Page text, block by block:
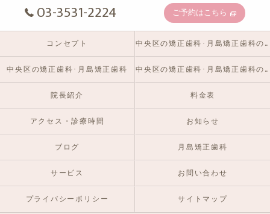
03-3531-2224 ご予約はこちら
コンセプト 中央区の矯正歯科･月島矯正歯科の口コミ情報
中央区の矯正歯科･月島矯正歯科 中央区の矯正歯科･月島矯正歯科のお客様の声
院長紹介 料金表
アクセス・診療時間 お知らせ
ブログ 月島矯正歯科
サービス お問い合わせ
プライバシーポリシー サイトマップ